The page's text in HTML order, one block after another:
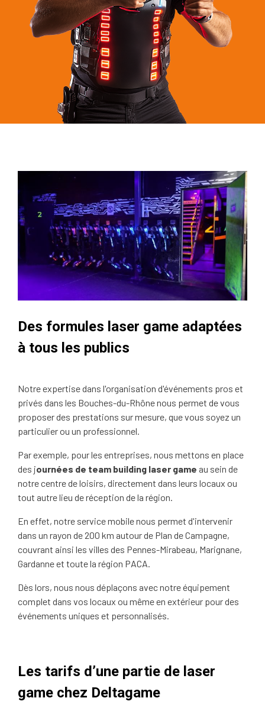
Des formules laser game adaptées
à tous les publics
Notre expertise dans l'organisation d'événements pros et
privés dans les Bouches-du-Rhône nous permet de vous
proposer des prestations sur mesure, que vous soyez un
particulier ou un professionnel.
Par exemple, pour les entreprises, nous mettons en place
des journées de team building laser game au sein de
notre centre de loisirs, directement dans leurs locaux ou
tout autre lieu de réception de la région.
En effet, notre service mobile nous permet d'intervenir
dans un rayon de 200 km autour de Plan de Campagne,
couvrant ainsi les villes des Pennes-Mirabeau, Marignane,
Gardanne et toute la région PACA.
Dès lors, nous nous déplaçons avec notre équipement
complet dans vos locaux ou même en extérieur pour des
événements uniques et personnalisés.
Les tarifs d’une partie de laser
game chez Deltagame